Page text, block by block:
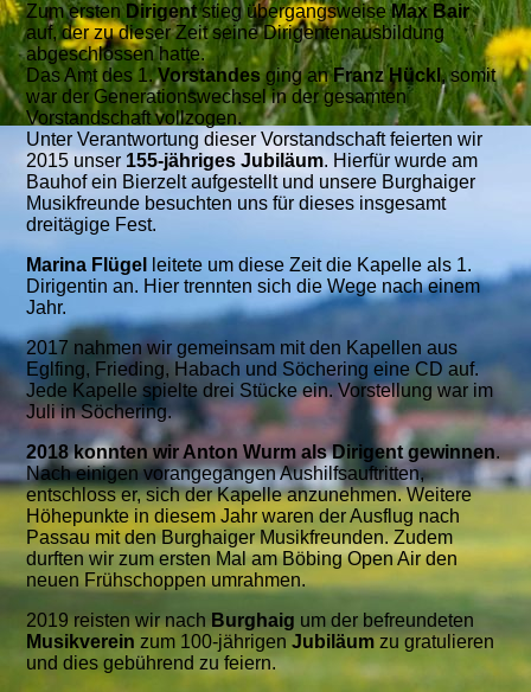
Zum ersten Dirigentstieg übergangsweiseMax Bair
auf, der zu dieser Zeit seine Dirigentenausbildung
abgeschlossen hatte.
Das Amt des 1.Vorstandesging anFranz Hückl, somit
war der Generationswechsel in der gesamten
Vorstandschaft vollzogen.
Unter Verantwortung dieser Vorstandschaft feierten wir
2015 unser 155-jähriges Jubiläum. Hierfür wurde am
Bauhof ein Bierzelt aufgestellt und unsere Burghaiger
Musikfreunde besuchten uns für dieses insgesamt
dreitägige Fest.
Marina Flügel
leitete um diese Zeit die Kapelle als 1.
Dirigentin an. Hier trennten sich die Wege nach einem
Jahr.
2017 nahmen wir gemeinsam mit den Kapellen aus
Eglfing, Frieding, Habach und Söchering eine CD auf.
Jede Kapelle spielte drei Stücke ein. Vorstellung war im
Juli in Söchering.
2018 konnten wir Anton Wurm als Dirigent gewinnen.
Nach einigen vorangegangen Aushilfsauftritten,
entschloss er, sich der Kapelle anzunehmen. Weitere
Höhepunkte in diesem Jahr waren der Ausflug nach
Passau mit den Burghaiger Musikfreunden. Zudem
durften wir zum ersten Mal am Böbing Open Air den
neuen Frühschoppen umrahmen.
2019 reisten wir nach Burghaig um der befreundeten
Musikverein zum 100-jährigenJubiläum zu gratulieren
und dies gebührend zu feiern.